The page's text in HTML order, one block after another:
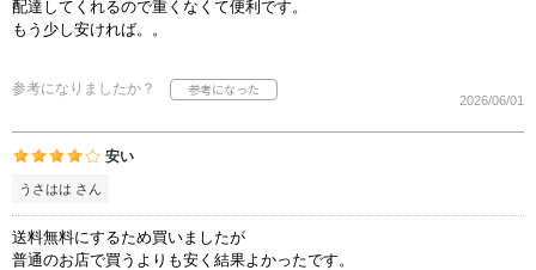
配達してくれるので重くなくて便利です。
もう少し安ければ。。
参考になりましたか？
2026/06/01
安い
うさはは さん
送料無料にするため買いましたが
普通のお店で買うよりも安く結果よかったです。